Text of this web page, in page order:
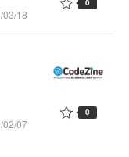
03/18
0
02/07
0